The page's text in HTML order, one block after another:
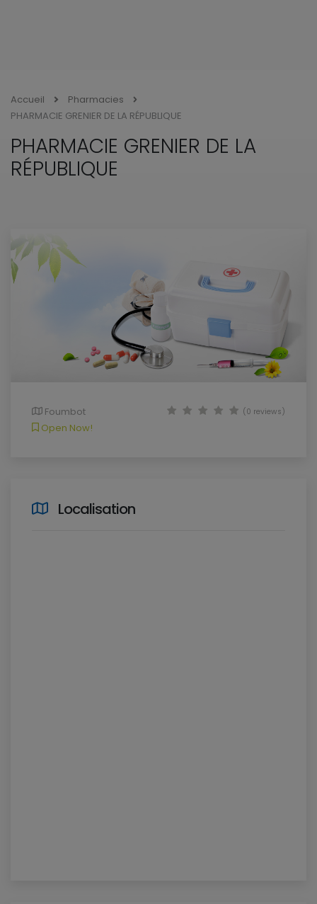
Accueil
Pharmacies
PHARMACIE GRENIER DE LA RÉPUBLIQUE
PHARMACIE GRENIER DE LA
RÉPUBLIQUE
Foumbot (0 reviews)
Open Now!
Localisation